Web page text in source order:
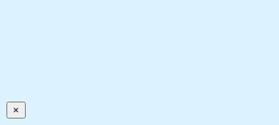
×